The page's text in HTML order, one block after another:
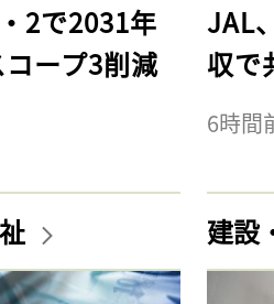
2で2031年
ープ3削減
JAL
収で
6時間
建設